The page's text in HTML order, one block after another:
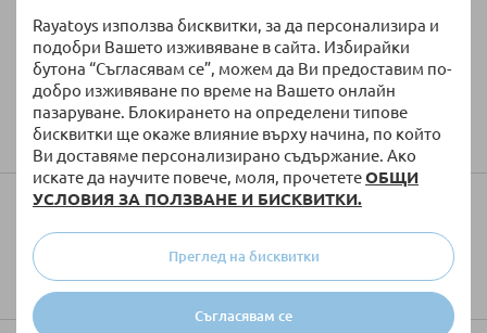
Rayatoys използва бисквитки, за да персонализира и
подобри Вашето изживяване в сайта. Избирайки
бутона “Съгласявам се”, можем да Ви предоставим по-
добро изживяване по време на Вашето онлайн
пазаруване. Блокирането на определени типове
бисквитки ще окаже влияние върху начина, по който
Ви доставяме персонализирано съдържание. Ако
искате да научите повече, моля, прочететеОБЩИ
УСЛОВИЯ ЗА ПОЛЗВАНЕ И БИСКВИТКИ.
Съгласявам се
Преглед на бисквитки
Изпратете
Колко ще струва доставката?